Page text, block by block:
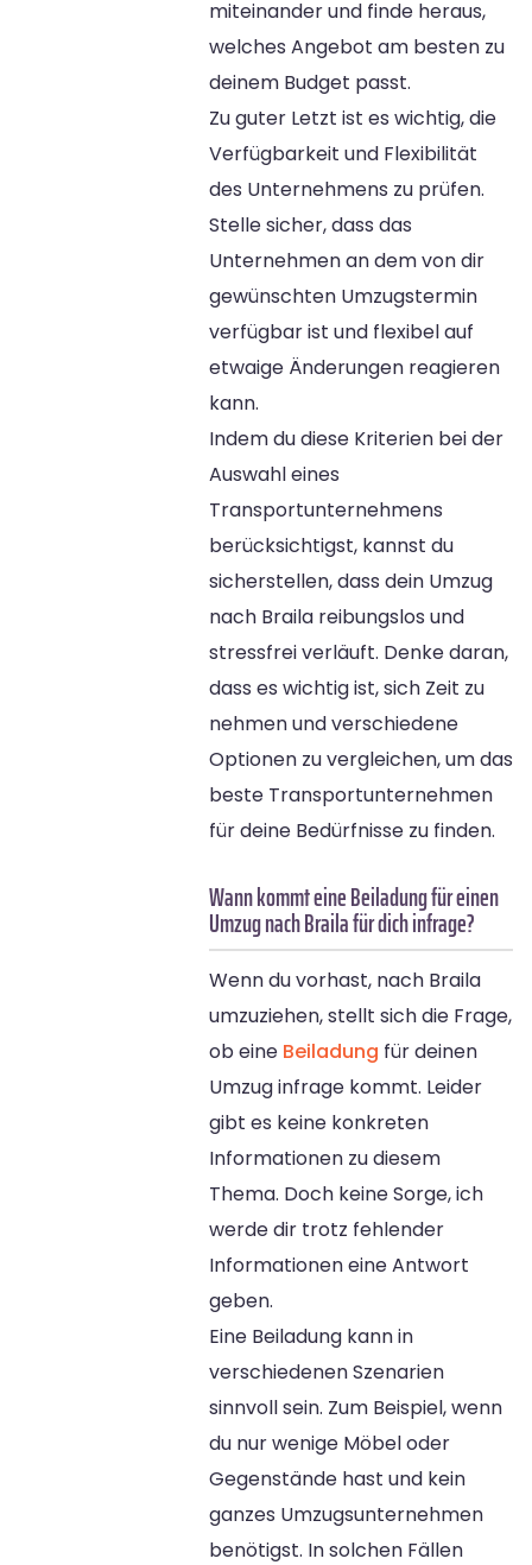
miteinander und finde heraus,
welches Angebot am besten zu
deinem Budget passt.
Zu guter Letzt ist es wichtig, die
Verfügbarkeit und Flexibilität
des Unternehmens zu prüfen.
Stelle sicher, dass das
Unternehmen an dem von dir
gewünschten Umzugstermin
verfügbar ist und flexibel auf
etwaige Änderungen reagieren
kann.
Indem du diese Kriterien bei der
Auswahl eines
Transportunternehmens
berücksichtigst, kannst du
sicherstellen, dass dein Umzug
nach Braila reibungslos und
stressfrei verläuft. Denke daran,
dass es wichtig ist, sich Zeit zu
nehmen und verschiedene
Optionen zu vergleichen, um das
beste Transportunternehmen
für deine Bedürfnisse zu finden.
Wann kommt eine Beiladung für einen
Umzug nach Braila für dich infrage?
Wenn du vorhast, nach Braila
umzuziehen, stellt sich die Frage,
ob eine Beiladung für deinen
Umzug infrage kommt. Leider
gibt es keine konkreten
Informationen zu diesem
Thema. Doch keine Sorge, ich
werde dir trotz fehlender
Informationen eine Antwort
geben.
Eine Beiladung kann in
verschiedenen Szenarien
sinnvoll sein. Zum Beispiel, wenn
du nur wenige Möbel oder
Gegenstände hast und kein
ganzes Umzugsunternehmen
benötigst. In solchen Fällen